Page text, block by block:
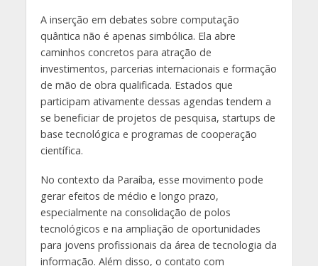
A inserção em debates sobre computação
quântica não é apenas simbólica. Ela abre
caminhos concretos para atração de
investimentos, parcerias internacionais e formação
de mão de obra qualificada. Estados que
participam ativamente dessas agendas tendem a
se beneficiar de projetos de pesquisa, startups de
base tecnológica e programas de cooperação
científica.
No contexto da Paraíba, esse movimento pode
gerar efeitos de médio e longo prazo,
especialmente na consolidação de polos
tecnológicos e na ampliação de oportunidades
para jovens profissionais da área de tecnologia da
informação. Além disso, o contato com